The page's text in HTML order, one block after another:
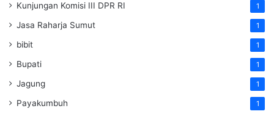
Kunjungan Komisi III DPR RI 1
Jasa Raharja Sumut 1
bibit 1
Bupati 1
Jagung 1
Payakumbuh 1